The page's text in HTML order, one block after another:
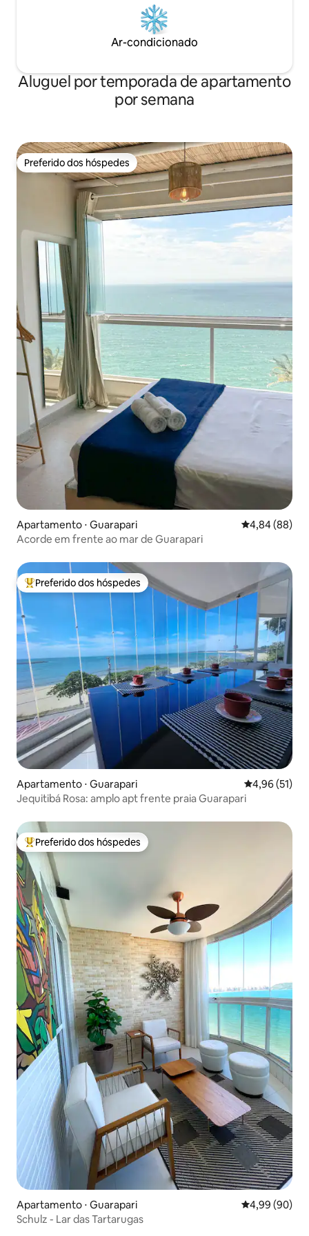
Ar-condicionado
Aluguel por temporada de apartamento
por semana
Preferido dos hóspedes
Preferido dos hóspedes
Apartamento ⋅ Guarapari 4,84 de uma
4,84 (88)
Acorde em frente ao mar de Guarapari
Entre os melhores preferidos dos hóspedes
Preferido dos hóspedes
Apartamento ⋅ Guarapari 4,96 de uma
4,96 (51)
Jequitibá Rosa: amplo apt frente praia Guarapari
Entre os melhores preferidos dos hóspedes
Preferido dos hóspedes
Apartamento ⋅ Guarapari 4,99 de uma
4,99 (90)
Schulz - Lar das Tartarugas